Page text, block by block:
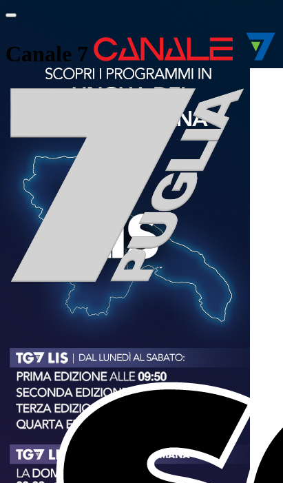
Canale 7